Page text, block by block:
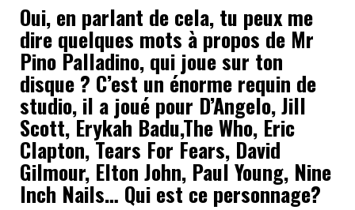
Oui, en parlant de cela, tu peux me
dire quelques mots à propos de Mr
Pino Palladino, qui joue sur ton
disque ? C’est un énorme requin de
studio, il a joué pour D’Angelo, Jill
Scott, Erykah Badu,The Who, Eric
Clapton, Tears For Fears, David
Gilmour, Elton John, Paul Young, Nine
Inch Nails… Qui est ce personnage?